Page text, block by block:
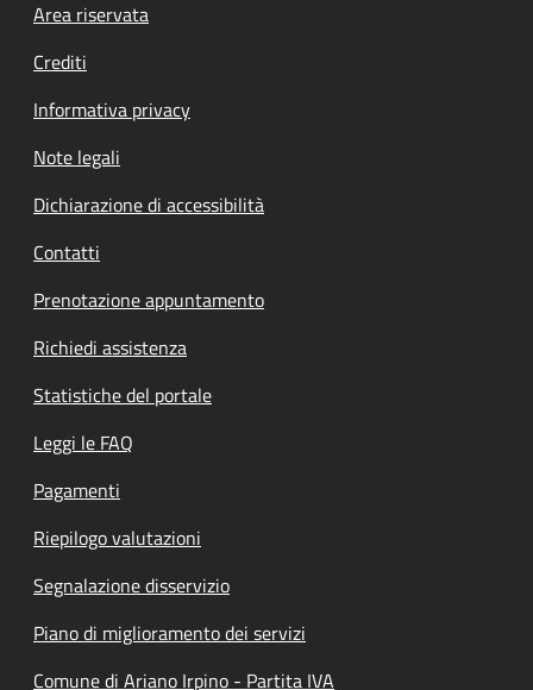
Footer menu
Area riservata
Crediti
Informativa privacy
Note legali
Dichiarazione di accessibilità
Contatti
Prenotazione appuntamento
Richiedi assistenza
Statistiche del portale
Leggi le FAQ
Pagamenti
Riepilogo valutazioni
Segnalazione disservizio
Piano di miglioramento dei servizi
Comune di Ariano Irpino - Partita IVA